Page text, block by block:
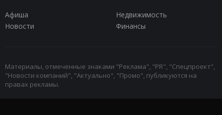
Афиша
Недвижимость
Новости
Финансы
Материалы, отмеченные знаками "Реклама", "PR", "Спецпроект",
"Новости компаний", "Актуально", "Промо", публикуются на
правах рекламы.